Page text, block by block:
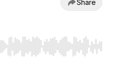
Share
to seek, Home/End to jump to